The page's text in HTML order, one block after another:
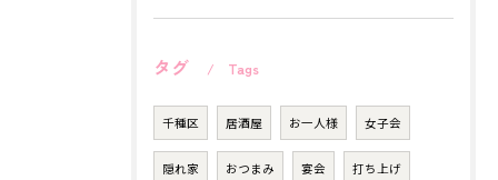
タグ Tags
千種区 居酒屋 お一人様 女子会
隠れ家 おつまみ 宴会 打ち上げ